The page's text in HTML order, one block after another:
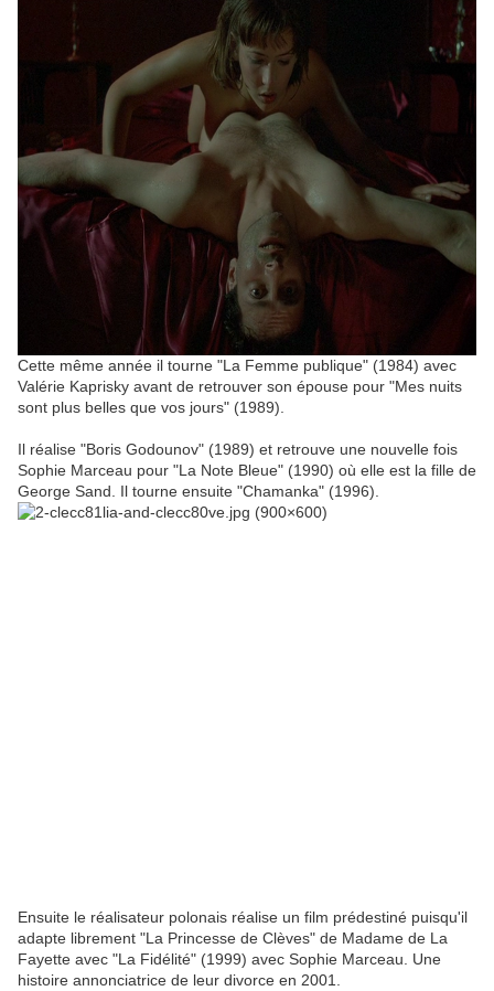
Cette même année il tourne "La Femme publique" (1984) avec
Valérie Kaprisky avant de retrouver son épouse pour "Mes nuits
sont plus belles que vos jours" (1989).
Il réalise "Boris Godounov" (1989) et retrouve une nouvelle fois
Sophie Marceau pour "La Note Bleue" (1990) où elle est la fille de
George Sand. Il tourne ensuite "Chamanka" (1996).
Ensuite le réalisateur polonais réalise un film prédestiné puisqu'il
adapte librement "La Princesse de Clèves" de Madame de La
Fayette avec "La Fidélité" (1999) avec Sophie Marceau. Une
histoire annonciatrice de leur divorce en 2001.